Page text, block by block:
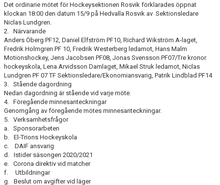
KONTAKT
Det ordinarie mötet för Hockeysektionen Rosvik förklarades öppnat
klockan 18:00 den datum 15/9 på Hedvalla Rosvik av Sektionsledare
Niclas Lundgren.
2. Närvarande
Anders Öberg PF12, Daniel Elfström PF10, Richard Wikström A-laget,
Fredrik Holmgren PF 10, Fredrik Westerberg ledamot, Hans Malm
Motionshockey, Jens Jacobsen PF08, Jonas Svensson PF07/Tre kronor
hockeyskola, Lena Arvidsson Damlaget, Mikael Struk ledamot, Niclas
Lundgren PF 07 TF Sektionsledare/Ekonomiansvarig, Patrik Lindblad PF14
3. Stående dagordning
Nedan dagordning är stående vid varje möte.
4. Föregående minnesanteckningar
Genomgång av föregående mötes minnesanteckningar.
5. Verksamhetsfrågor
a. Sponsorarbeten
b. El-Trions Hockeyskola
c. DAIF ansvarig
d. Istider säsongen 2020/2021
e. Corona direktiv vid matcher
f. Utbildningar
g. Beslut om avgifter vid läger